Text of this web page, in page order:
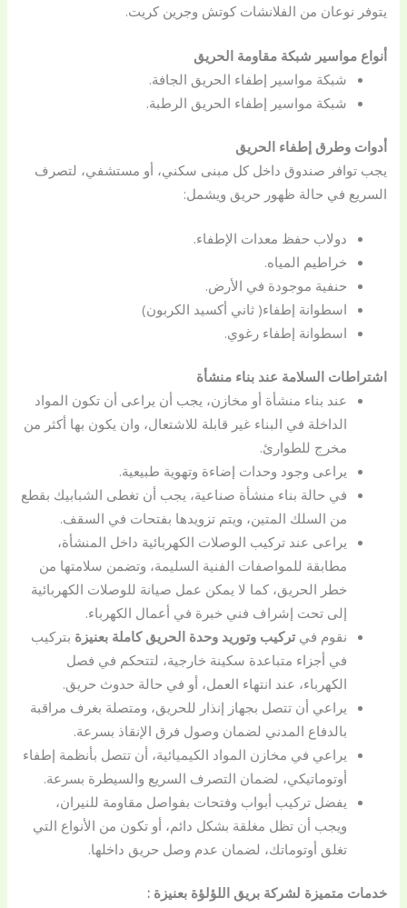
يتوفر نوعان من الفلانشات كوتش وجرين كريت.
أنواع مواسير شبكة مقاومة الحريق
شبكة مواسير إطفاء الحريق الجافة.
شبكة مواسير إطفاء الحريق الرطبة.
أدوات وطرق إطفاء الحريق
يجب توافر صندوق داخل كل مبنى سكني، أو مستشفي، لتصرف
السريع في حالة ظهور حريق ويشمل:
دولاب حفظ معدات الإطفاء.
خراطيم المياه.
حنفية موجودة في الأرض.
اسطوانة إطفاء( ثاني أكسيد الكربون)
اسطوانة إطفاء رغوي.
اشتراطات السلامة عند بناء منشأة
عند بناء منشأة أو مخازن، يجب أن يراعى أن تكون المواد
الداخلة في البناء غير قابلة للاشتعال، وان يكون بها أكثر من
مخرج للطوارئ.
يراعى وجود وحدات إضاءة وتهوية طبيعية.
في حالة بناء منشأة صناعية، يجب أن تغطى الشبابيك بقطع
من السلك المتين، ويتم تزويدها بفتحات في السقف.
يراعى عند تركيب الوصلات الكهربائية داخل المنشأة،
مطابقة للمواصفات الفنية السليمة، وتضمن سلامتها من
خطر الحريق، كما لا يمكن عمل صيانة للوصلات الكهربائية
إلى تحت إشراف فني خبرة في أعمال الكهرباء.
نقوم فيتركيب وتوريد وحدة الحريق كاملة بعنيزة بتركيب
في أجزاء متباعدة سكينة خارجية، لتتحكم في فصل
الكهرباء، عند انتهاء العمل، أو في حالة حدوث حريق.
يراعي أن تتصل بجهاز إنذار للحريق، ومتصلة بغرف مراقبة
بالدفاع المدني لضمان وصول فرق الإنقاذ بسرعة.
يراعي في مخازن المواد الكيميائية، أن تتصل بأنظمة إطفاء
أوتوماتيكي، لضمان التصرف السريع والسيطرة بسرعة.
يفضل تركيب أبواب وفتحات بفواصل مقاومة للنيران،
ويجب أن تظل مغلقة بشكل دائم، أو تكون من الأنواع التي
تغلق أوتوماتك، لضمان عدم وصل حريق داخلها.
خدمات متميزة لشركة بريق اللؤلؤة بعنيزة :